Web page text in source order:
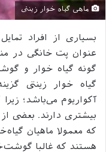
ماهی‌ گیاه‌ خوار زینتی
بسیاری از افراد
عنوان پت خانگی در
گونه گیاه خوار و
گیاه‌ خوار زینتی
آکواریوم می‌باشد؛
بیشتری دارند. بعضی
که معمولا ماهیان
هستند که غالبا